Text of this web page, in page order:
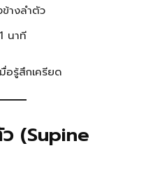
างลำตัว
นาที
อรู้สึกเครียด
(Supine